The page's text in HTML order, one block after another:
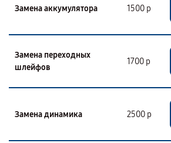
Замена аккумулятора 1500 р
Замена переходных
шлейфов
1700 р
Замена динамика 2500 р